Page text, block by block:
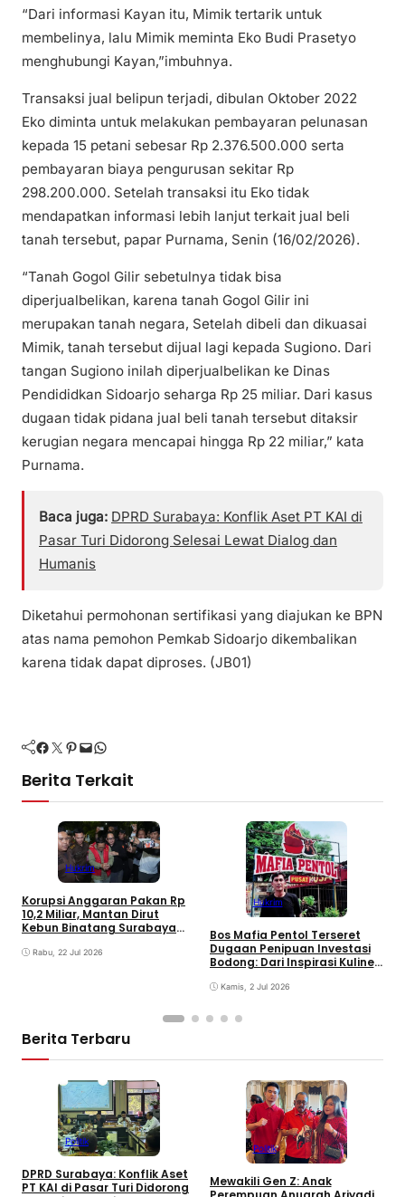
“Dari informasi Kayan itu, Mimik tertarik untuk
membelinya, lalu Mimik meminta Eko Budi Prasetyo
menghubungi Kayan,”imbuhnya.
Transaksi jual belipun terjadi, dibulan Oktober 2022
Eko diminta untuk melakukan pembayaran pelunasan
kepada 15 petani sebesar Rp 2.376.500.000 serta
pembayaran biaya pengurusan sekitar Rp
298.200.000. Setelah transaksi itu Eko tidak
mendapatkan informasi lebih lanjut terkait jual beli
tanah tersebut, papar Purnama, Senin (16/02/2026).
“Tanah Gogol Gilir sebetulnya tidak bisa
diperjualbelikan, karena tanah Gogol Gilir ini
merupakan tanah negara, Setelah dibeli dan dikuasai
Mimik, tanah tersebut dijual lagi kepada Sugiono. Dari
tangan Sugiono inilah diperjualbelikan ke Dinas
Pendididkan Sidoarjo seharga Rp 25 miliar. Dari kasus
dugaan tidak pidana jual beli tanah tersebut ditaksir
kerugian negara mencapai hingga Rp 22 miliar,” kata
Purnama.
Baca juga: DPRD Surabaya: Konflik Aset PT KAI di
Pasar Turi Didorong Selesai Lewat Dialog dan
Humanis
Diketahui permohonan sertifikasi yang diajukan ke BPN
atas nama pemohon Pemkab Sidoarjo dikembalikan
karena tidak dapat diproses. (JB01)
Facebook Twitter Pinterest Mail WhatsApp
Berita Terkait
Hukrim
Korupsi Anggaran Pakan Rp
10,2 Miliar, Mantan Dirut
Kebun Binatang Surabaya
Rabu, 22 Jul 2026
Hukrim
Bos Mafia Pentol Terseret
Dugaan Penipuan Investasi
Bodong: Dari Inspirasi Kuliner
Kamis, 2 Jul 2026
Berita Terbaru
Politik
DPRD Surabaya: Konflik Aset
PT KAI di Pasar Turi Didorong
Politik
Mewakili Gen Z: Anak